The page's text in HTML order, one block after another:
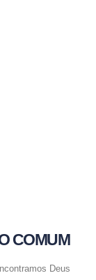
COMUM
Deus